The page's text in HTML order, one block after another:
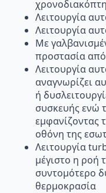
χρονοδιακόπτη
Λειτουργία
Λειτουργία
Με
προστασία
Λειτουργία
αναγνωρίζει
ή
συσκευής ενώ
εμφανίζοντας
οθόνη της
Λειτουργία
μέγιστο η ροή
συντομότερο
θερμοκρασία